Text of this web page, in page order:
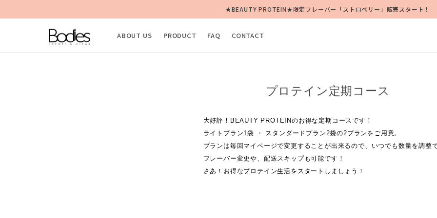
★BEAUTY PROTEIN★限定フレーバー「ストロベリー」販売スタート！
ABOUT US PRODUCT FAQ CONTACT
プロテイン定期コース
大好評！BEAUTY PROTEINのお得な定期コースです！
ライトプラン1袋 ・ スタンダードプラン2袋の2プランをご用意。
プランは毎回マイページで変更することが出来るので、いつでも数量を調整で
フレーバー変更や、配送スキップも可能です！
さあ！お得なプロテイン生活をスタートしましょう！